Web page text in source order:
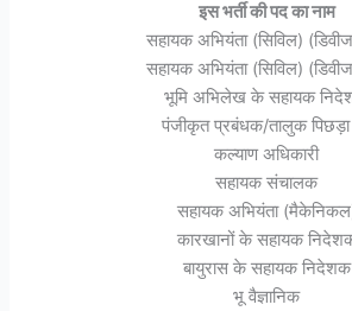
इस भर्ती की पद का नाम
सहायक अभियंता (सिविल)
सहायक अभियंता (सिविल)
भूमि अभिलेख के सहायक
पंजीकृत प्रबंधक/तालुक पिछड़ा
कल्याण अधिकारी
सहायक संचालक
सहायक अभियंता
कारखानों के सहायक
बायुरास के सहायक निदेशक
भू वैज्ञानिक